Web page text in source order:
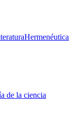
Hermenéutica
de la ciencia